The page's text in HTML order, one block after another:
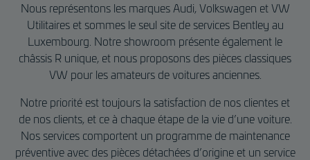
l
V
e
h
c
l
e
s
Nous représentons les marques Audi, Volkswagen et VW
Utilitaires et sommes le seul site de services Bentley au
Luxembourg. Notre showroom présente également le
châssis R unique, et nous proposons des pièces classiques
VW pour les amateurs de voitures anciennes.
Notre priorité est toujours la satisfaction de nos clientes et
de nos clients, et ce à chaque étape de la vie d’une voiture.
Nos services comportent un programme de maintenance
préventive avec des pièces détachées d’origine et un service